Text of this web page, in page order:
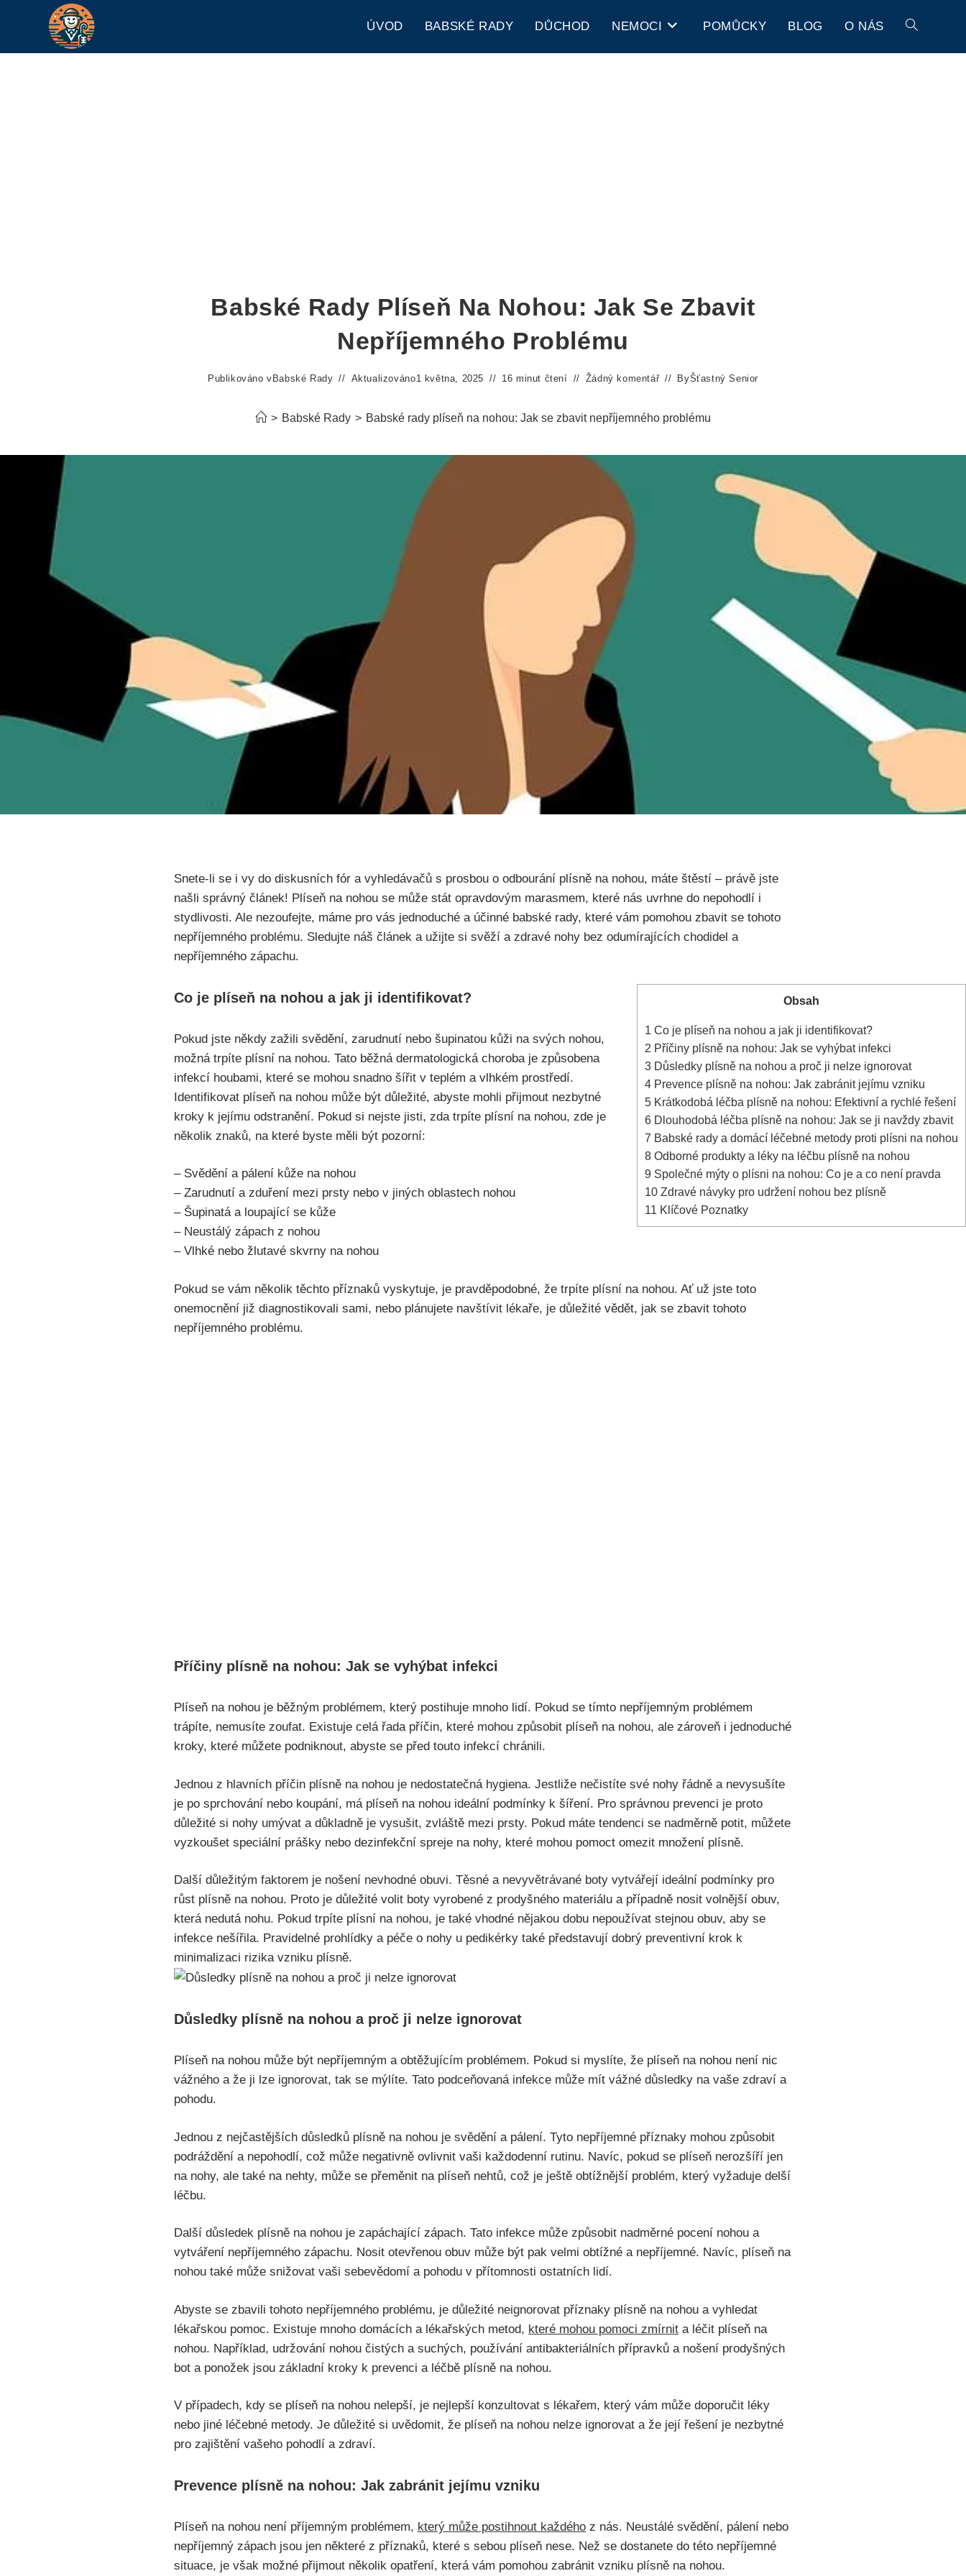
ÚVOD BABSKÉ RADY DŮCHOD NEMOCI POMŮCKY BLOG O NÁS
Babské Rady Plíseň Na Nohou: Jak Se Zbavit
Nepříjemného Problému
Publikováno v Babské Rady Aktualizováno1 května, 2025 16 minut čtení Žádný komentář ByŠťastný Senior
> Babské Rady > Babské rady plíseň na nohou: Jak se zbavit nepříjemného problému
Snete-li se ⁢i vy⁢ do diskusních fór a vyhledávačů s prosbou o ‍odbourání plísně na nohou, máte štěstí – právě jste
našli správný článek! Plíseň na nohou se může stát opravdovým marasmem, ​které nás uvrhne do nepohodlí⁤ i
stydlivosti. Ale nezoufejte, máme pro vás jednoduché a ‍účinné ⁣babské rady, které ⁣vám pomohou zbavit se tohoto
nepříjemného problému. Sledujte náš článek ⁣a ​užijte si svěží a zdravé nohy⁣ bez odumírajících chodidel a⁣
nepříjemného zápachu.
Obsah
1 Co je⁤ plíseň na‍ nohou a jak ji⁢ identifikovat?
2 Příčiny plísně na nohou: Jak se vyhýbat infekci
3 Důsledky plísně na nohou a proč ji nelze ignorovat
4 Prevence ​plísně na nohou: Jak zabránit jejímu vzniku
5 Krátkodobá léčba ‌plísně na nohou: Efektivní a rychlé řešení
6 Dlouhodobá léčba plísně na nohou: Jak se ⁣ji navždy zbavit
7 Babské⁤ rady a domácí‍ léčebné‌ metody proti⁤ plísni na nohou
8 Odborné produkty a léky na léčbu plísně na nohou
9 Společné mýty ⁣o plísni na nohou: Co je​ a co není pravda
10 Zdravé návyky pro udržení nohou bez​ plísně
11 Klíčové ​Poznatky
Co je⁤ plíseň na‍ nohou a jak ji⁢ identifikovat?
Pokud⁢ jste někdy zažili svědění, zarudnutí nebo šupinatou kůži na svých⁢ nohou,
možná trpíte plísní na ​nohou. Tato běžná dermatologická choroba je ⁤způsobena
infekcí houbami, které se mohou snadno šířit v ⁤teplém‌ a vlhkém‍ prostředí.
Identifikovat plíseň na ⁤nohou může ‌být důležité, abyste mohli přijmout nezbytné
kroky k jejímu odstranění. Pokud si nejste jisti, zda trpíte plísní na⁤ nohou, ⁤zde je
několik znaků, na které byste měli ⁣být pozorní:
– Svědění ​a pálení kůže na ‌nohou
– Zarudnutí a zduření mezi ⁢prsty ⁣nebo‍ v⁣ jiných oblastech nohou
– Šupinatá a loupající se kůže
– Neustálý zápach z nohou
– Vlhké nebo žlutavé skvrny na nohou
Pokud se vám několik těchto ⁣příznaků vyskytuje,‍ je pravděpodobné, že trpíte plísní na ‍nohou. Ať už ​jste‍ toto⁤
onemocnění již diagnostikovali sami, nebo‍ plánujete navštívit lékaře, je důležité vědět, jak se zbavit tohoto⁣
nepříjemného problému.
Příčiny plísně na nohou: Jak se vyhýbat infekci
Plíseň na nohou ‌je běžným problémem, který‍ postihuje mnoho lidí. Pokud se ⁢tímto nepříjemným ⁢problémem
trápíte, nemusíte zoufat.⁣ Existuje ⁣celá řada příčin, které mohou způsobit plíseň na nohou, ‌ale zároveň i jednoduché
kroky, které můžete podniknout, abyste se před touto infekcí chránili.
Jednou‍ z hlavních příčin plísně na nohou je nedostatečná hygiena. Jestliže nečistíte své nohy řádně a nevysušíte
je po ​sprchování nebo koupání, má plíseň na nohou ideální podmínky k šíření. Pro ⁣správnou prevenci je proto
důležité si nohy umývat a důkladně je ‍vysušit, zvláště mezi prsty. Pokud máte tendenci se nadměrně potit, můžete
vyzkoušet speciální prášky ⁤nebo dezinfekční spreje na⁣ nohy, které mohou pomoct omezit množení plísně.
Další důležitým faktorem je nošení nevhodné obuvi. ⁣Těsné a nevyvětrávané boty⁣ vytvářejí ideální podmínky pro
růst plísně na nohou. Proto je důležité volit boty vyrobené z prodyšného materiálu a případně nosit ‌volnější obuv,
která nedutá nohu.‍ Pokud trpíte plísní na nohou, je také‍ vhodné ‍nějakou dobu nepoužívat stejnou obuv, aby se
infekce ​nešířila. ‌Pravidelné prohlídky a péče o nohy u pedikérky také představují dobrý preventivní krok k
minimalizaci⁣ rizika vzniku⁣ plísně.
Důsledky plísně na nohou a proč ji nelze ignorovat
Plíseň na nohou⁣ může⁤ být nepříjemným a obtěžujícím⁣ problémem. Pokud ⁤si myslíte, že plíseň na nohou není nic
vážného a že‍ ji‌ lze ignorovat, tak se mýlíte. Tato podceňovaná infekce může mít vážné důsledky na vaše zdraví a
pohodu.
Jednou z nejčastějších důsledků⁤ plísně ⁤na⁤ nohou je svědění a pálení. Tyto nepříjemné příznaky mohou ​způsobit
podráždění ​a nepohodlí, ​což může negativně ovlivnit vaši každodenní rutinu. ⁣Navíc, pokud se plíseň nerozšíří jen
na nohy, ale také na nehty, může se přeměnit na ‍plíseň ​nehtů, což ⁤je ještě obtížnější problém,​ který vyžaduje delší
léčbu.
Další důsledek plísně na nohou je ⁣zapáchající zápach. Tato infekce může způsobit nadměrné pocení nohou a
vytváření ‌nepříjemného zápachu. Nosit otevřenou obuv může být pak velmi obtížné a nepříjemné. Navíc,‌ plíseň na
nohou také může snižovat vaši sebevědomí⁣ a pohodu⁢ v přítomnosti ostatních lidí.
Abyste ‍se zbavili tohoto​ nepříjemného problému, je ⁤důležité neignorovat příznaky plísně na nohou a vyhledat
lékařskou pomoc. Existuje mnoho domácích a⁢ lékařských ‍metod, které mohou pomoci zmírnit a léčit plíseň na⁢
nohou. ‌Například,​ udržování nohou čistých a ‍suchých, používání antibakteriálních přípravků a nošení ‌prodyšných
bot a ponožek jsou základní kroky k prevenci‍ a léčbě plísně na ⁢nohou.
V případech, kdy se‌ plíseň na nohou nelepší, je nejlepší​ konzultovat s⁣ lékařem,‌ který vám může doporučit léky‍
nebo jiné léčebné metody. Je důležité ‍si⁤ uvědomit, že plíseň na nohou nelze ignorovat​ a že její řešení je nezbytné
pro zajištění⁤ vašeho pohodlí a zdraví.
Prevence ​plísně na nohou: Jak zabránit jejímu vzniku
Plíseň na nohou není příjemným problémem, který může postihnout každého z nás. Neustálé svědění, pálení nebo
nepříjemný zápach jsou jen některé z ⁢příznaků, které​ s sebou plíseň nese. Než se dostanete do této nepříjemné
situace, je však⁣ možné přijmout ‌několik opatření, která⁢ vám pomohou zabránit vzniku plísně na nohou.